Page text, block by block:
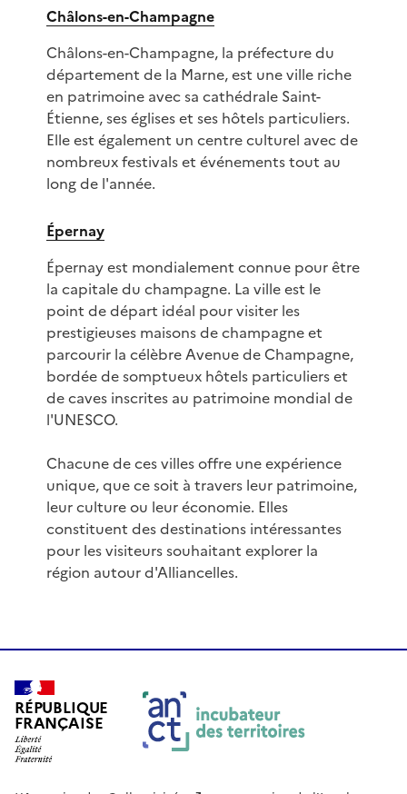
Châlons-en-Champagne
Châlons-en-Champagne, la préfecture du
département de la Marne, est une ville riche
en patrimoine avec sa cathédrale Saint-
Étienne, ses églises et ses hôtels particuliers.
Elle est également un centre culturel avec de
nombreux festivals et événements tout au
long de l'année.
Épernay
Épernay est mondialement connue pour être
la capitale du champagne. La ville est le
point de départ idéal pour visiter les
prestigieuses maisons de champagne et
parcourir la célèbre Avenue de Champagne,
bordée de somptueux hôtels particuliers et
de caves inscrites au patrimoine mondial de
l'UNESCO.
Chacune de ces villes offre une expérience
unique, que ce soit à travers leur patrimoine,
leur culture ou leur économie. Elles
constituent des destinations intéressantes
pour les visiteurs souhaitant explorer la
région autour d'Alliancelles.
RÉPUBLIQUE
FRANÇAISE